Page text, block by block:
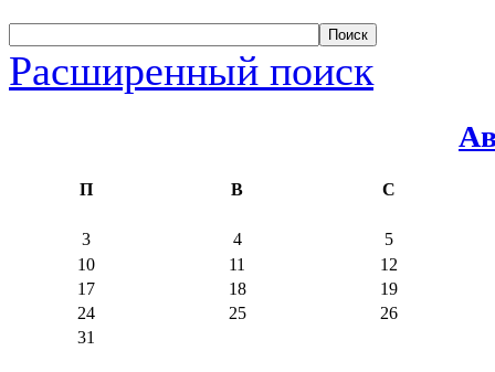
Расширенный поиск
П В С
3 4
5
10
11
12
17
18
19
24
25
26
31